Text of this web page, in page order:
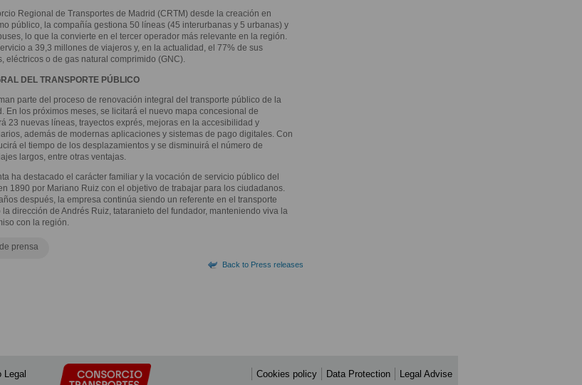
Regional de Transportes de Madrid (CRTM) desde la creación en
público, la compañía gestiona 50 líneas (45 interurbanas y 5 urbanas) y
lo que la convierte en el tercer operador más relevante en la región.
a 39,3 millones de viajeros y, en la actualidad, el 77% de sus
eléctricos o de gas natural comprimido (GNC).
DEL TRANSPORTE PÚBLICO
parte del proceso de renovación integral del transporte público de la
En los próximos meses, se licitará el nuevo mapa concesional de
23 nuevas líneas, trayectos exprés, mejoras en la accesibilidad y
además de modernas aplicaciones y sistemas de pago digitales. Con
el tiempo de los desplazamientos y se disminuirá el número de
largos, entre otras ventajas.
ha destacado el carácter familiar y la vocación de servicio público del
1890 por Mariano Ruiz con el objetivo de trabajar para los ciudadanos.
después, la empresa continúa siendo un referente en el transporte
dirección de Andrés Ruiz, tataranieto del fundador, manteniendo viva la
con la región.
prensa
Back to Press releases
Legal Cookies policy Data Protection Legal Advise